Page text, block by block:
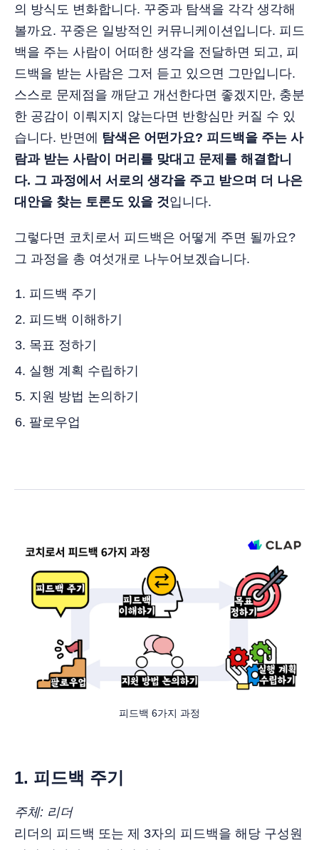
의 방식도 변화합니다. 꾸중과 탐색을 각각 생각해
볼까요. 꾸중은 일방적인 커뮤니케이션입니다. 피드
백을 주는 사람이 어떠한 생각을 전달하면 되고, 피
드백을 받는 사람은 그저 듣고 있으면 그만입니다.
스스로 문제점을 깨닫고 개선한다면 좋겠지만, 충분
한 공감이 이뤄지지 않는다면 반항심만 커질 수 있
습니다. 반면에 탐색은 어떤가요? 피드백을 주는 사
람과 받는 사람이 머리를 맞대고 문제를 해결합니
다. 그 과정에서 서로의 생각을 주고 받으며 더 나은
대안을 찾는 토론도 있을 것입니다.
그렇다면 코치로서 피드백은 어떻게 주면 될까요?
그 과정을 총 여섯개로 나누어보겠습니다.
피드백 주기
피드백 이해하기
목표 정하기
실행 계획 수립하기
지원 방법 논의하기
팔로우업
피드백 6가지 과정
1. 피드백 주기
주체: 리더
리더의 피드백 또는 제 3자의 피드백을 해당 구성원